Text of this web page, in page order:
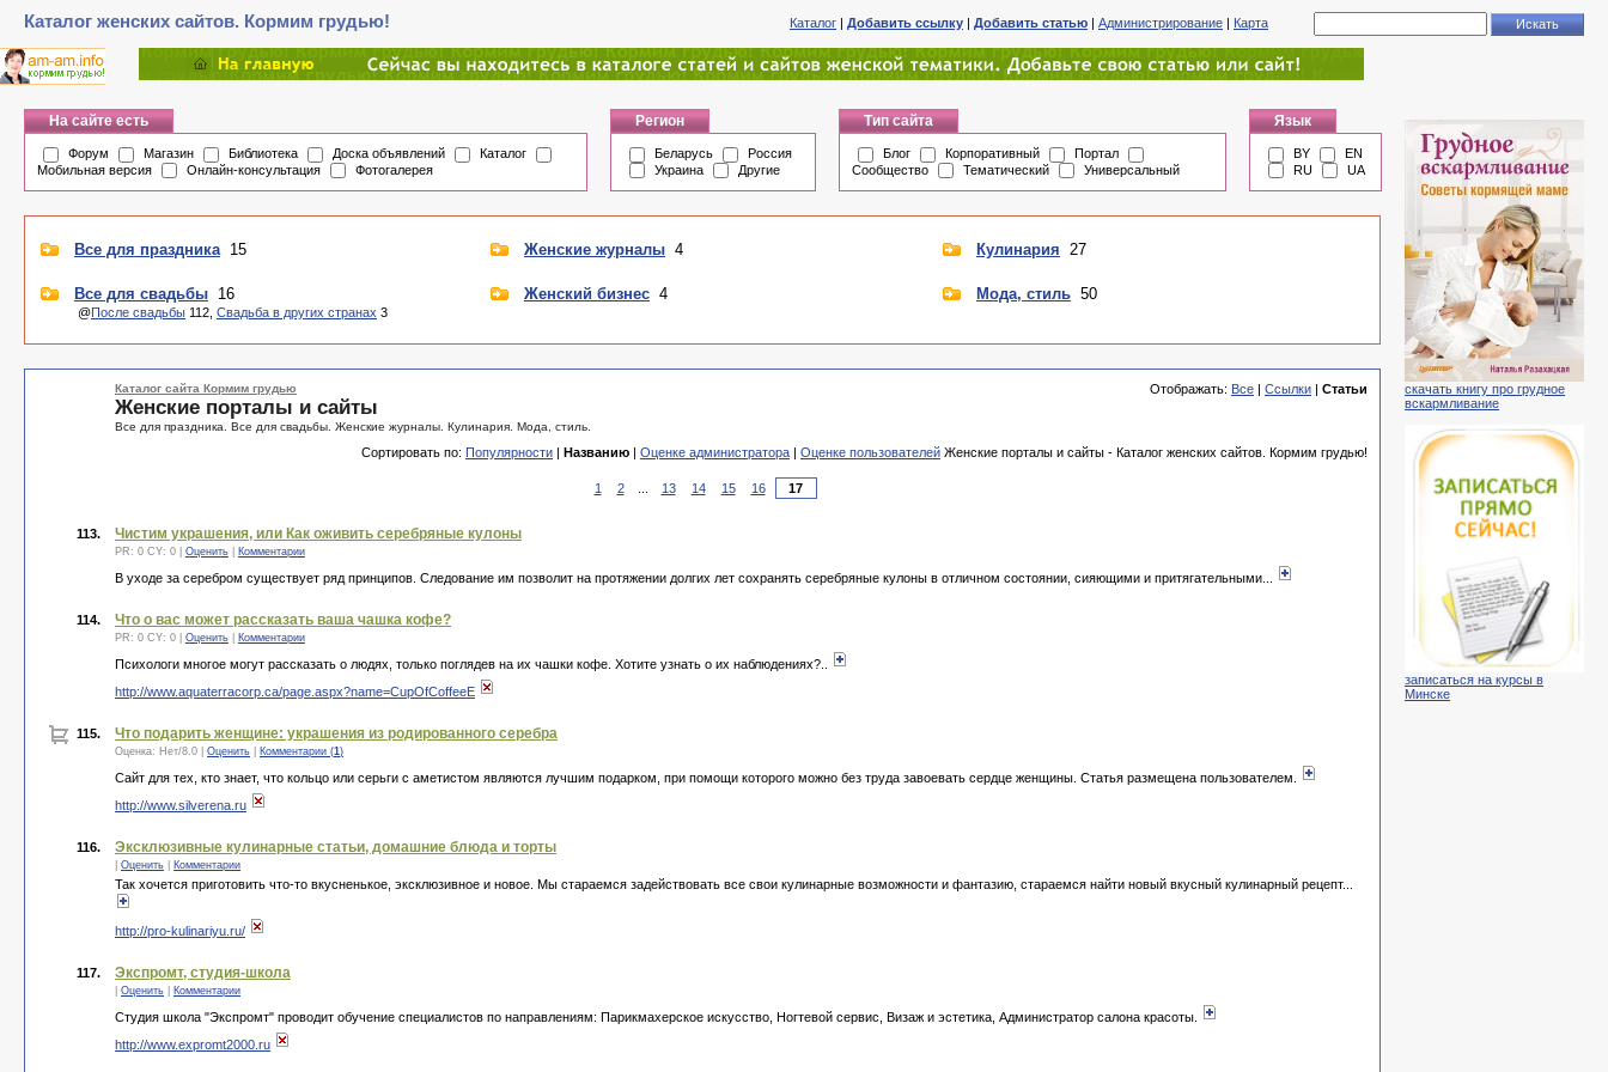
Каталог женских сайтов. Кормим грудью! Каталог | Добавить ссылку | Добавить статью | Администрирование | Карта
На сайте есть
Форум Магазин Библиотека Доска объявлений
Каталог
Мобильная версия
Онлайн-консультация Фотогалерея
Регион
Беларусь
Россия
Украина
Другие
Тип сайта
Блог Корпоративный
Портал
Сообщество
Тематический Универсальный
Язык
BY
EN
RU
UA
Все для праздника 15
Все для свадьбы 16
@После свадьбы 112, Свадьба в других странах 3
Женские журналы 4
Женский бизнес 4
Кулинария 27
Мода, стиль 50
Каталог сайта Кормим грудью Отображать: Все | Ссылки | Статьи
Женские порталы и сайты
Все для праздника. Все для свадьбы. Женские журналы. Кулинария. Мода, стиль.
Сортировать по: Популярности | Названию | Оценке администратора | Оценке пользователей Женские порталы и сайты - Каталог женских сайтов. Кормим грудью!
1 2 13 14 15 16
113. Чистим украшения, или Как оживить серебряные кулоны
PR: 0 CY: 0 | Оценить Комментарии
В уходе за серебром существует ряд принципов. Следование им позволит на протяжении долгих лет сохранять серебряные кулоны в отличном состоянии, сияющими и притягательными...
114. Что о вас может рассказать ваша чашка кофе?
PR: 0 CY: 0 | Оценить Комментарии
Психологи многое могут рассказать о людях, только поглядев на их чашки кофе. Хотите узнать о их наблюдениях?..
http://www.aquaterracorp.ca/page.aspx?name=CupOfCoffeeE
115. Что подарить женщине: украшения из родированного серебра
Оценка: Нет/8.0 Оценить Комментарии (1)
Сайт для тех, кто знает, что кольцо или серьги с аметистом являются лучшим подарком, при помощи которого можно без труда завоевать сердце женщины. Статья размещена пользователем.
http://www.silverena.ru
116. Эксклюзивные кулинарные статьи, домашние блюда и торты
Оценить Комментарии
Так хочется приготовить что-то вкусненькое, эксклюзивное и новое. Мы стараемся задействовать все свои кулинарные возможности и фантазию, стараемся найти новый вкусный кулинарный рецепт...
http://pro-kulinariyu.ru/
117. Экспромт, студия-школа
Оценить Комментарии
Студия школа "Экспромт" проводит обучение специалистов по направлениям: Парикмахерское искусство, Ногтевой сервис, Визаж и эстетика, Администратор салона красоты.
http://www.expromt2000.ru
скачать книгу про грудное
вскармливание
записаться на курсы в
Минске